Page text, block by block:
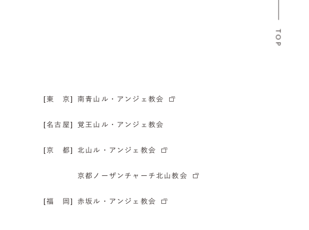
TOP
[東 京] 南青山ル・アンジェ教会
[名古屋] 覚王山ル・アンジェ教会
[京 都] 北山ル・アンジェ教会
京都ノーザンチャーチ北山教会
[福 岡] 赤坂ル・アンジェ教会